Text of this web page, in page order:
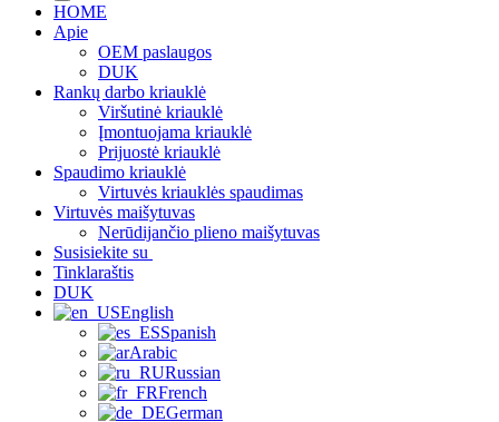
HOME
Apie
OEM paslaugos
DUK
Rankų darbo kriauklė
Viršutinė kriauklė
Įmontuojama kriauklė
Prijuostė kriauklė
Spaudimo kriauklė
Virtuvės kriauklės spaudimas
Virtuvės maišytuvas
Nerūdijančio plieno maišytuvas
Susisiekite su
Tinklaraštis
DUK
English
Spanish
Arabic
Russian
French
German